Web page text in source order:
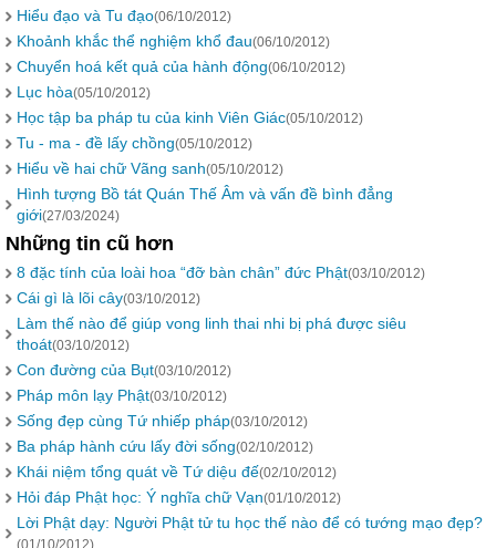
Hiểu đạo và Tu đạo(06/10/2012)
Khoảnh khắc thể nghiệm khổ đau(06/10/2012)
Chuyển hoá kết quả của hành động(06/10/2012)
Lục hòa(05/10/2012)
Học tập ba pháp tu của kinh Viên Giác(05/10/2012)
Tu - ma - đề lấy chồng(05/10/2012)
Hiểu về hai chữ Vãng sanh(05/10/2012)
Hình tượng Bồ tát Quán Thế Âm và vấn đề bình đẳng
giới(27/03/2024)
Những tin cũ hơn
8 đặc tính của loài hoa “đỡ bàn chân” đức Phật(03/10/2012)
Cái gì là lõi cây(03/10/2012)
Làm thế nào để giúp vong linh thai nhi bị phá được siêu
thoát(03/10/2012)
Con đường của Bụt(03/10/2012)
Pháp môn lạy Phật(03/10/2012)
Sống đẹp cùng Tứ nhiếp pháp(03/10/2012)
Ba pháp hành cứu lấy đời sống(02/10/2012)
Khái niệm tổng quát về Tứ diệu đế(02/10/2012)
Hỏi đáp Phật học: Ý nghĩa chữ Vạn(01/10/2012)
Lời Phật dạy: Người Phật tử tu học thế nào để có tướng mạo đẹp?
(01/10/2012)